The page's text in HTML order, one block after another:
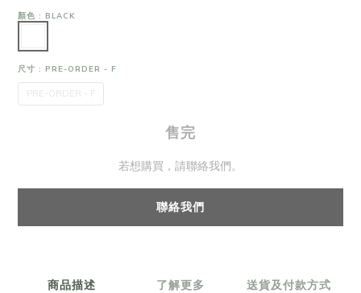
顏色 : BLACK
尺寸 : PRE-ORDER - F
PRE-ORDER - F
售完
若想購買，請聯絡我們。
聯絡我們
商品描述 了解更多 送貨及付款方式